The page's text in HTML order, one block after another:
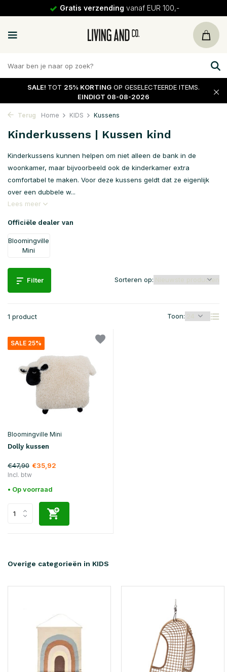
Gratis verzending vanaf EUR 100,-
SALE! TOT 25% KORTING OP GESELECTEERDE ITEMS.
EINDIGT 08-08-2026
Terug Home KIDS Kussens
Kinderkussens | Kussen kind
Kinderkussens kunnen helpen om niet alleen de bank in de
woonkamer, maar bijvoorbeeld ook de kinderkamer extra
comfortabel te maken. Voor deze kussens geldt dat ze eigenlijk
over een dubbele w...
Lees meer
Officiële dealer van
Bloomingville
Mini
Filter
1 product Toon:
Sorteren op:
SALE 25%
Bloomingville Mini
Dolly kussen
€47,90 €35,92
Incl. btw
• Op voorraad
Overige categorieën in KIDS